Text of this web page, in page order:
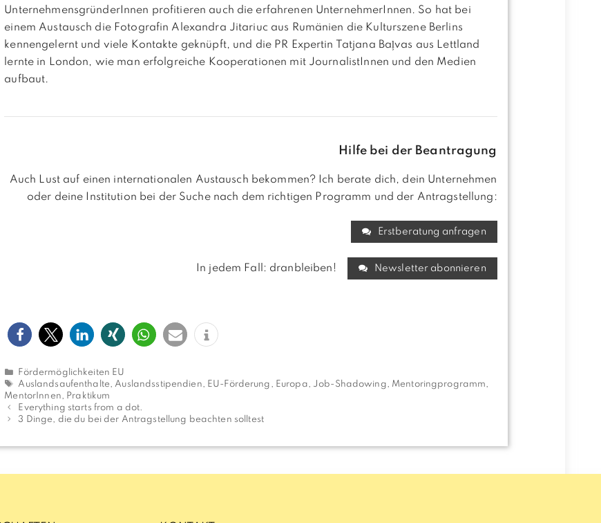
UnternehmensgründerInnen profitieren auch die erfahrenen UnternehmerInnen. So hat bei
einem Austausch die Fotografin Alexandra Jitariuc aus Rumänien die Kulturszene Berlins
kennengelernt und viele Kontakte geknüpft, und die PR Expertin Tatjana Baļvas aus Lettland
lernte in London, wie man erfolgreiche Kooperationen mit JournalistInnen und den Medien
aufbaut.
Hilfe bei der Beantragung
Auch Lust auf einen internationalen Austausch bekommen? Ich berate dich, dein Unternehmen
oder deine Institution bei der Suche nach dem richtigen Programm und der Antragstellung:
Erstberatung anfragen
In jedem Fall: dranbleiben! Newsletter abonnieren
Kategorien
Fördermöglichkeiten EU
Schlagwörter
Auslandsaufenthalte Auslandsstipendien EU-Förderung Europa Job-Shadowing Mentoringprogramm
MentorInnen
Praktikum
Everything starts from a dot.
3 Dinge, die du bei der Antragstellung beachten solltest